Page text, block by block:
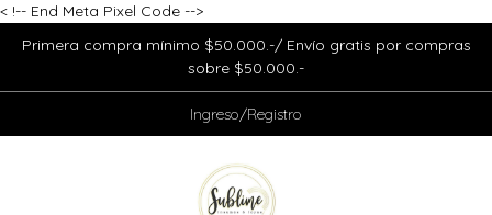
< !-- End Meta Pixel Code -->
Primera compra mínimo $50.000.-/ Envío gratis por compras
sobre $50.000.-
Ingreso/Registro